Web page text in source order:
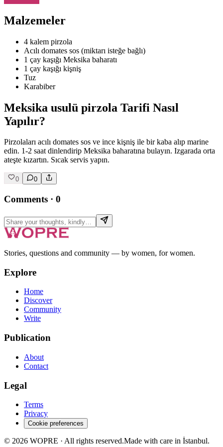
Malzemeler
4 kalem pirzola
Acılı domates sos (miktarı isteğe bağlı)
1 çay kaşığı Meksika baharatı
1 çay kaşığı kişniş
Tuz
Karabiber
Meksika usulü pirzola Tarifi Nasıl
Yapılır?
Pirzolaları acılı domates sos ve ince kişniş ile bir kaba alıp marine
edin. 1-2 saat dinlendirip Meksika baharatına bulayın. Izgarada orta
ateşte kızartın. Sıcak servis yapın.
0 0
Comments · 0
Stories, questions and community — by women, for women.
Explore
Home
Discover
Community
Write
Publication
About
Contact
Legal
Terms
Privacy
Cookie preferences
© 2026 WOPRE · All rights reserved.Made with care in İstanbul.